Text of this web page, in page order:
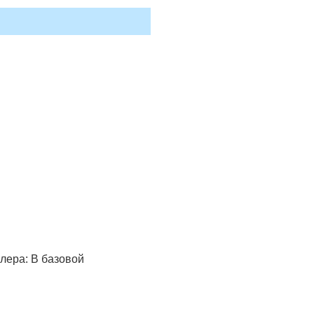
В базовой